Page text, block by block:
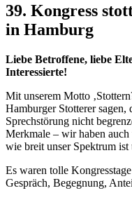
39. Kongress
in Hamburg
Liebe Betroffene, liebe
Interessierte!
Mit unserem Motto
Hamburger Stotterer sagen,
Sprechstörung nicht
Merkmale – wir haben
wie breit unser Spektrum
Es waren tolle
Gespräch, Begegnung,